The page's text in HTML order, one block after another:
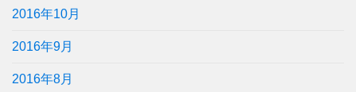
2016年10月
2016年9月
2016年8月